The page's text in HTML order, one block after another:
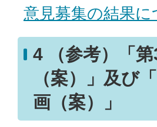
意見募集の結果
4 （参考）「
（案）」及び
画（案）」